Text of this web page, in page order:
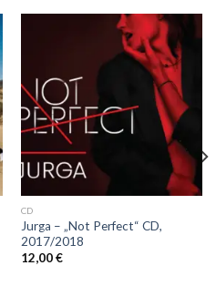
CD
Jurga – „Not Perfect“ CD,
2017/2018
12,00€